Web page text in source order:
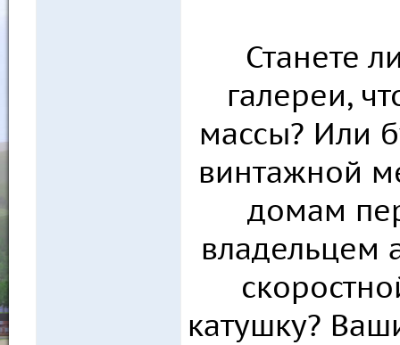
Станете
галереи,
массы? Или
винтажной
домам
владельцем
катушку?